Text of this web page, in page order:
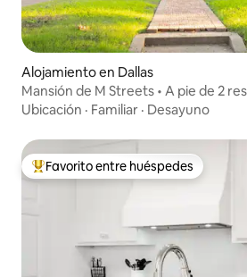
ejemplo, está a unas manzanas de
distancia. No te preocupes por
coger un Uber. Puedes ir andando
Dallas están a solo unos kilómetros de
distancia.
Alojamiento en Dallas
Mansión de M Streets • A pie de 2
tiendas
Ubicación · Familiar · Desayuno
Favorito entre huéspedes preferido
Favorito entre huéspedes